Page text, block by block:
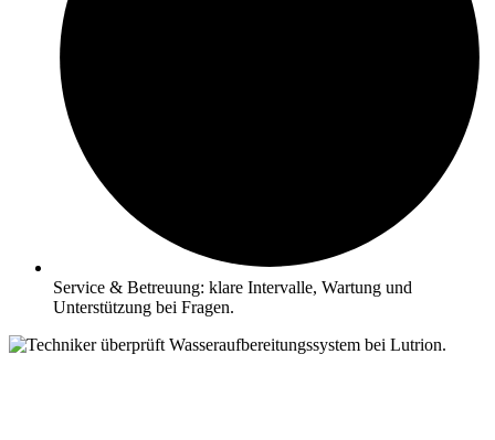
Service & Betreuung: klare Intervalle, Wartung und
Unterstützung bei Fragen.